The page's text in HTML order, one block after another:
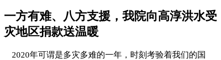
一方有难、八方支援，我院向高淳洪水受
灾地区捐款送温暖
2020年可谓是多灾多难的一年，时刻考验着我们的国